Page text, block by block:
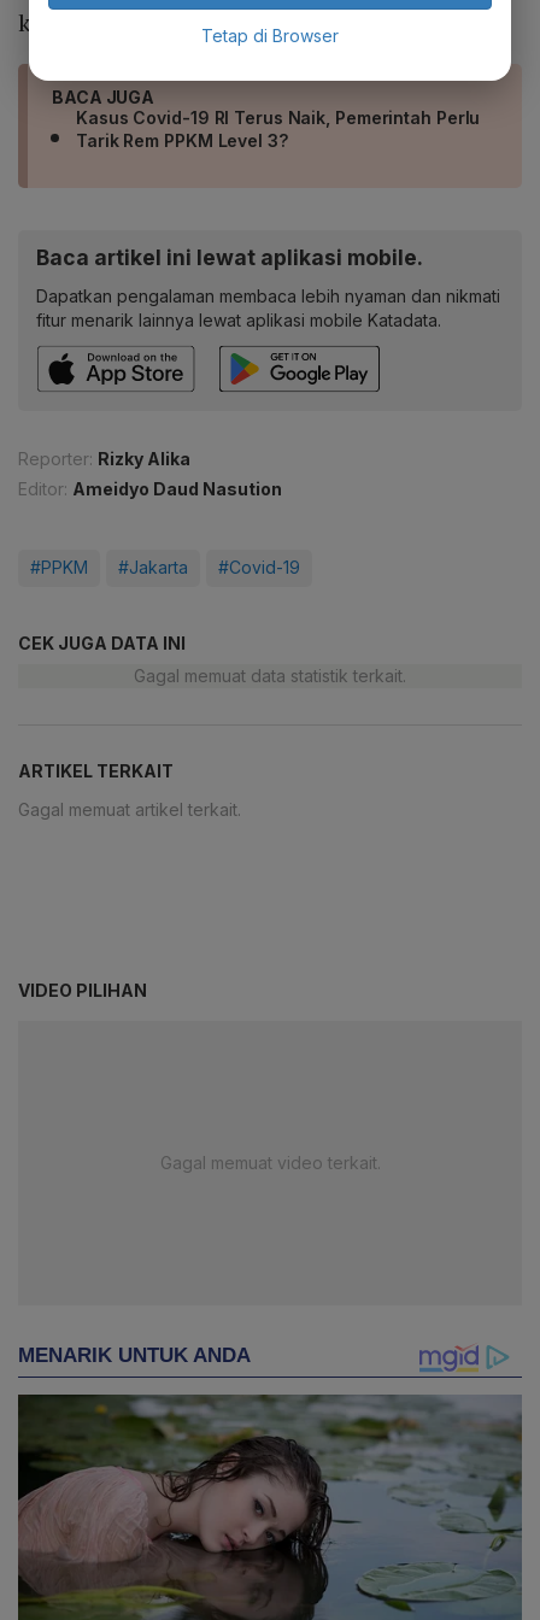
kasus nasional.
BACA JUGA
Kasus Covid-19 RI Terus Naik, Pemerintah Perlu
Tarik Rem PPKM Level 3?
Baca artikel ini lewat aplikasi mobile.
Dapatkan pengalaman membaca lebih nyaman dan nikmati
fitur menarik lainnya lewat aplikasi mobile Katadata.
Reporter: Rizky Alika
Editor: Ameidyo Daud Nasution
#PPKM #Jakarta #Covid-19
CEK JUGA DATA INI
Gagal memuat data statistik terkait.
ARTIKEL TERKAIT
Gagal memuat artikel terkait.
VIDEO PILIHAN
Gagal memuat video terkait.
Tetap di Browser